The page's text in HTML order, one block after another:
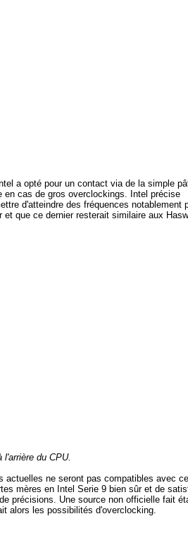
a opté pour un contact via de la simple
en cas de gros overclockings. Intel précise
d'atteindre des fréquences notablement
que ce dernier resterait similaire aux
du CPU.
actuelles ne seront pas compatibles avec
mères en Intel Serie 9 bien sûr et de
précisions. Une source non officielle fait
alors les possibilités d'overclocking.